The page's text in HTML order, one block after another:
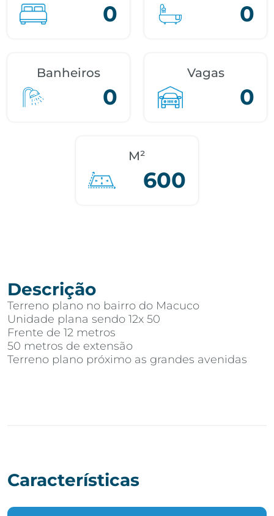
0 0
Banheiros
0
Vagas
0
M²
600
Descrição
Terreno plano no bairro do Macuco
Unidade plana sendo 12x 50
Frente de 12 metros
50 metros de extensão
Terreno plano próximo as grandes avenidas
Características